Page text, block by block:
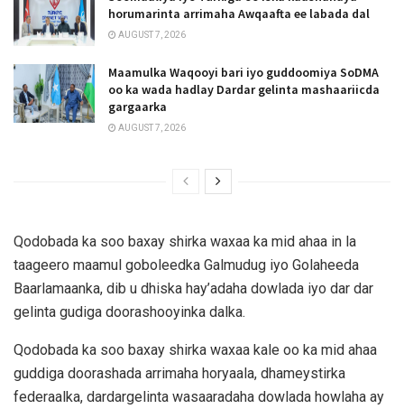
horumarinta arrimaha Awqaafta ee labada dal
AUGUST 7, 2026
Maamulka Waqooyi bari iyo guddoomiya SoDMA
oo ka wada hadlay Dardar gelinta mashaariicda
gargaarka
AUGUST 7, 2026
Qodobada ka soo baxay shirka waxaa ka mid ahaa in la
taageero maamul goboleedka Galmudug iyo Golaheeda
Baarlamaanka, dib u dhiska hay’adaha dowlada iyo dar dar
gelinta gudiga doorashooyinka dalka.
Qodobada ka soo baxay shirka waxaa kale oo ka mid ahaa
guddiga doorashada arrimaha horyaala, dhameystirka
federaalka, dardargelinta wasaaradaha dowlada howlaha ay